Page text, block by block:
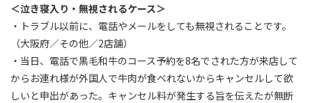
＜泣き寝入り・無視されるケース＞
・トラブル以前に、電話やメールをしても無視されることです。
（大阪府／その他／2店舗）
・当日、電話で黒毛和牛のコース予約を8名でされた方が来店して
からお連れ様が外国人で牛肉が食べれないからキャンセルして欲
しいと申出があった。キャンセル料が発生する旨を伝えたが無断